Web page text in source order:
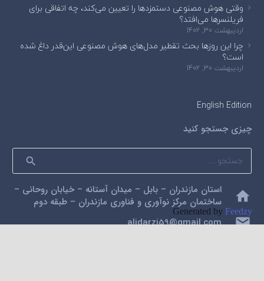
وقتی هوش مصنوعی دستمزدها را تعیین می‌کند، چه اتفاقی برای
فریلنسرها می‌افتد؟
اردیبهشت 30, 1402
چرا این روزها بحث تقطیر مدل‌های هوش مصنوعی این‌قدر داغ شده
است؟
اردیبهشت 30, 1402
English Edition
چیزی جستجو کنید
جستجو
برای:
home
استان مازندران – بابل – میدان آستانه – خیابان روحانی –
ساختمان مرکز نوآوری و فناوری مازندران – طبقه دوم
mail
alidarzi59@gmail.com
Generated by Feedzy